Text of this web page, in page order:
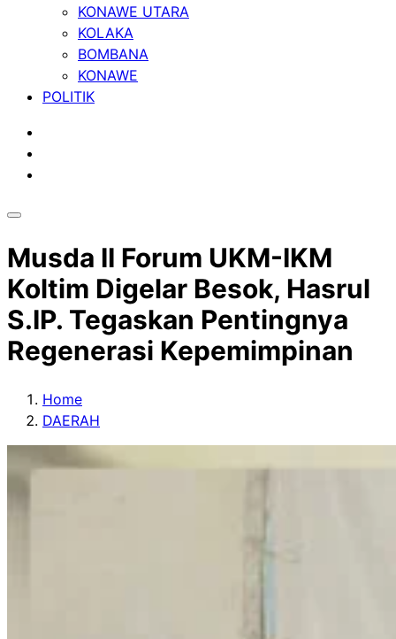
KONAWE UTARA
KOLAKA
BOMBANA
KONAWE
POLITIK
Musda II Forum UKM-IKM
Koltim Digelar Besok, Hasrul
S.IP. Tegaskan Pentingnya
Regenerasi Kepemimpinan
Home
DAERAH